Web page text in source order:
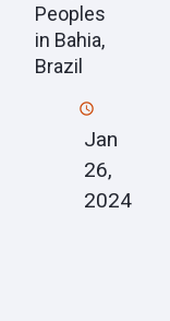
Peoples
in Bahia,
Brazil
Jan
26,
2024